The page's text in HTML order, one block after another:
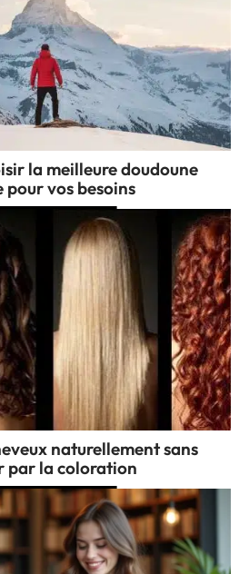
la meilleure doudoune
pour vos besoins
naturellement sans
par la coloration